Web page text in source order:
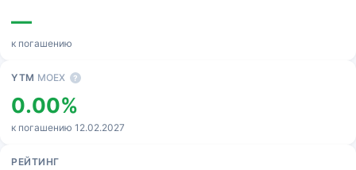
—
к погашению
YTM MOEX ?
0.00%
к погашению 12.02.2027
РЕЙТИНГ